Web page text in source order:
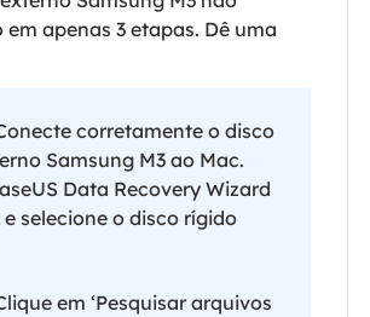
apenas 3 etapas. Dê uma
corretamente o disco
Samsung M3 ao Mac.
Data Recovery Wizard
selecione o disco rígido
em ‘Pesquisar arquivos